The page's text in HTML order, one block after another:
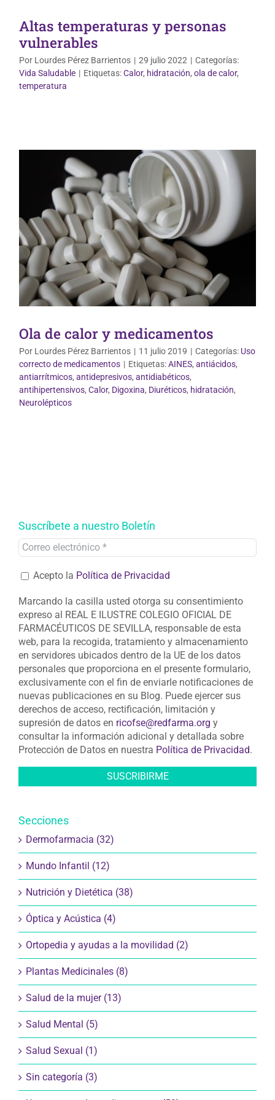
Altas temperaturas y personas
vulnerables
Por Lourdes Pérez Barrientos | 29 julio 2022 | Categorías:
Vida Saludable | Etiquetas:Calor, hidratación, ola de calor,
temperatura
Ola de calor y medicamentos
Por Lourdes Pérez Barrientos | 11 julio 2019 | Categorías: Uso
correcto de medicamentos | Etiquetas:AINES, antiácidos,
antiarrítmicos, antidepresivos, antidiabéticos,
antihipertensivos, Calor, Digoxina, Diuréticos, hidratación,
Neurolépticos
Suscríbete a nuestro Boletín
Acepto la Política de Privacidad
Marcando la casilla usted otorga su consentimiento
expreso al REAL E ILUSTRE COLEGIO OFICIAL DE
FARMACÉUTICOS DE SEVILLA, responsable de esta
web, para la recogida, tratamiento y almacenamiento
en servidores ubicados dentro de la UE de los datos
personales que proporciona en el presente formulario,
exclusivamente con el fin de enviarle notificaciones de
nuevas publicaciones en su Blog. Puede ejercer sus
derechos de acceso, rectificación, limitación y
supresión de datos en ricofse@redfarma.org y
consultar la información adicional y detallada sobre
Protección de Datos en nuestra Política de Privacidad.
Secciones
Dermofarmacia (32)
Mundo Infantil (12)
Nutrición y Dietética (38)
Óptica y Acústica (4)
Ortopedia y ayudas a la movilidad (2)
Plantas Medicinales (8)
Salud de la mujer (13)
Salud Mental (5)
Salud Sexual (1)
Sin categoría (3)